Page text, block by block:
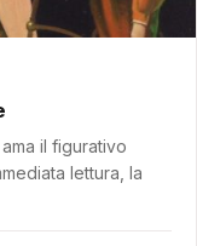
il figurativo
lettura, la